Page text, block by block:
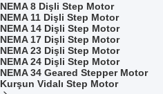
NEMA 8 Dişli Step Motor
NEMA 11 Dişli Step Motor
NEMA 14 Dişli Step Motor
NEMA 17 Dişli Step Motor
NEMA 23 Dişli Step Motor
NEMA 24 Dişli Step Motor
NEMA 34 Geared Stepper Motor
Kurşun Vidalı Step Motor